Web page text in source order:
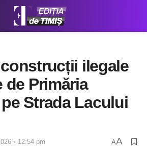
ilegale
de Primăria
Strada Lacului
◦ 12:54 pm AA